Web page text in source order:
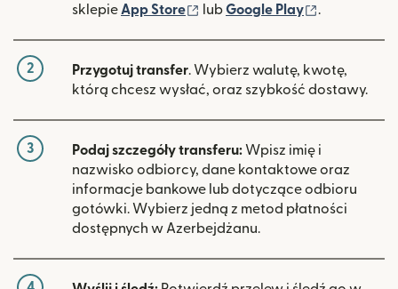
sklepie App Store (otwiera się w nowym oknie)
lubGoogle Play .
2 Przygotuj transfer. Wybierz walutę, kwotę,
którą chcesz wysłać, oraz szybkość dostawy.
3 Podaj szczegóły transferu: Wpisz imię i
nazwisko odbiorcy, dane kontaktowe oraz
informacje bankowe lub dotyczące odbioru
gotówki. Wybierz jedną z metod płatności
dostępnych w Azerbejdżanu.